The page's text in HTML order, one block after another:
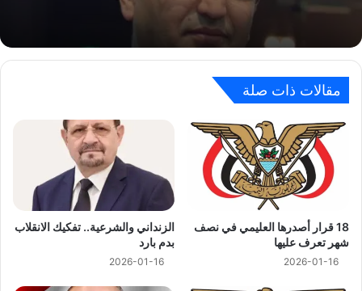
مقالات ذات صلة
18 قرار أصدرها العليمي في نصف
شهر تعرف عليها
2026-01-16
الزنداني والشرعية.. تفكيك الانقلاب
بدم بارد
2026-01-16